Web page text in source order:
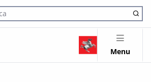
sito
Menu